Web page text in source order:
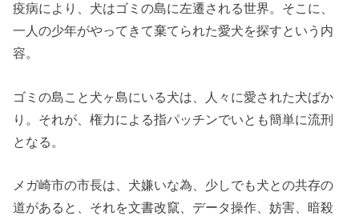
疫病により、犬はゴミの島に左遷される世界。そこに、
一人の少年がやってきて棄てられた愛犬を探すという内
容。
ゴミの島こと犬ヶ島にいる犬は、人々に愛された犬ばか
り。それが、権力による指パッチンでいとも簡単に流刑
となる。
メガ崎市の市長は、犬嫌いな為、少しでも犬との共存の
道があると、それを文書改竄、データ操作、妨害、暗殺